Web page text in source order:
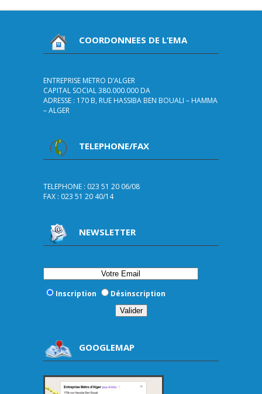
COORDONNEES DE L’EMA
ENTREPRISE METRO D’ALGER
CAPITAL SOCIAL 380.000.000 DA
ADRESSE : 170 B, RUE HASSIBA BEN BOUALI – HAMMA
– ALGER
TELEPHONE/FAX
TELEPHONE : 023 51 20 06/08
FAX : 023 51 20 40/14
NEWSLETTER
Inscription Désinscription
GOOGLEMAP